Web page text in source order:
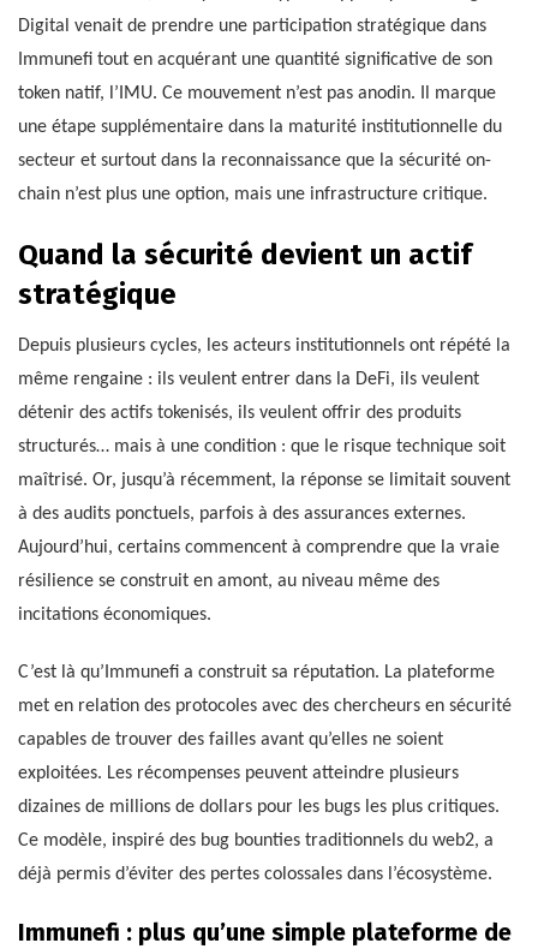
Digital venait de prendre une participation stratégique dans
Immunefi tout en acquérant une quantité significative de son
token natif, l’IMU. Ce mouvement n’est pas anodin. Il marque
une étape supplémentaire dans la maturité institutionnelle du
secteur et surtout dans la reconnaissance que la sécurité on-
chain n’est plus une option, mais une infrastructure critique.
Quand la sécurité devient un actif
stratégique
Depuis plusieurs cycles, les acteurs institutionnels ont répété la
même rengaine : ils veulent entrer dans la DeFi, ils veulent
détenir des actifs tokenisés, ils veulent offrir des produits
structurés… mais à une condition : que le risque technique soit
maîtrisé. Or, jusqu’à récemment, la réponse se limitait souvent
à des audits ponctuels, parfois à des assurances externes.
Aujourd’hui, certains commencent à comprendre que la vraie
résilience se construit en amont, au niveau même des
incitations économiques.
C’est là qu’Immunefi a construit sa réputation. La plateforme
met en relation des protocoles avec des chercheurs en sécurité
capables de trouver des failles avant qu’elles ne soient
exploitées. Les récompenses peuvent atteindre plusieurs
dizaines de millions de dollars pour les bugs les plus critiques.
Ce modèle, inspiré des bug bounties traditionnels du web2, a
déjà permis d’éviter des pertes colossales dans l’écosystème.
Immunefi : plus qu’une simple plateforme de